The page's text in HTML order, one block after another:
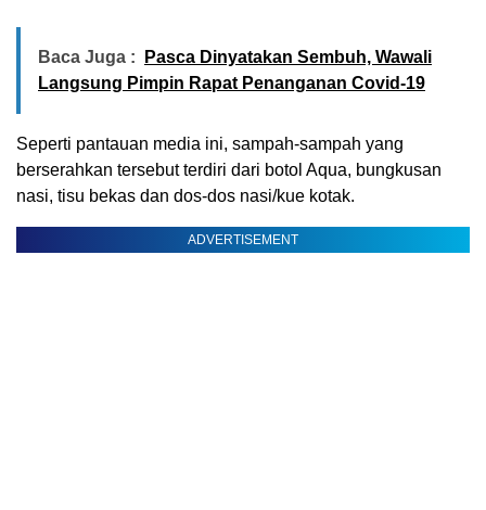
Baca Juga :
Pasca Dinyatakan Sembuh, Wawali
Langsung Pimpin Rapat Penanganan Covid-19
Seperti pantauan media ini, sampah-sampah yang
berserahkan tersebut terdiri dari botol Aqua, bungkusan
nasi, tisu bekas dan dos-dos nasi/kue kotak.
ADVERTISEMENT